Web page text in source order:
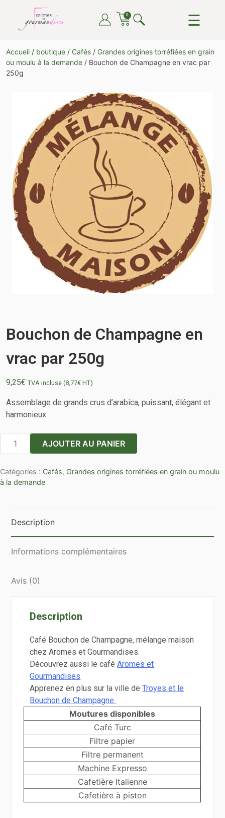
content
PLAISIR DE TOUTES ET TOUS
0 ☰
Accueil / boutique / Cafés / Grandes origines torréfiées en grain
ou moulu à la demande / Bouchon de Champagne en vrac par
250g
Bouchon de Champagne en
vrac par 250g
9,25€ TVA incluse (8,77€ HT)
Assemblage de grands crus d’arabica, puissant, élégant et
harmonieux .
quantité
de
de
Champagne
par
250g
AJOUTER AU PANIER
Catégories : Cafés, Grandes origines torréfiées en grain ou moulu
à la demande
Description
Informations complémentaires
Avis (0)
Description
Café Bouchon de Champagne, mélange maison
chez Aromes et Gourmandises.
Découvrez aussi le caféAromes et
Gourmandises
Apprenez en plus sur la ville deTroyes et le
Bouchon de Champagne
Moutures disponibles
Café Turc
Filtre papier
Filtre permanent
Machine Expresso
Cafetière Italienne
Cafetière à piston